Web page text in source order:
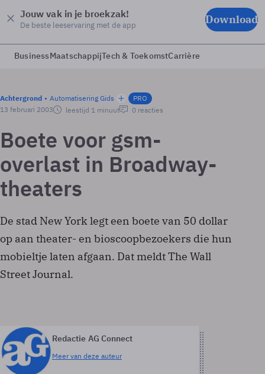
Jouw vak in je broekzak!
De beste leeservaring met de app Download
BusinessMaatschappijTech & ToekomstCarrière
Achtergrond Automatisering Gids
PRO
13 februari 2003
leestijd 1 minuut 0 reacties
Boete voor gsm-
overlast in Broadway-
theaters
De stad New York legt een boete van 50 dollar
op aan theater- en bioscoopbezoekers die hun
mobieltje laten afgaan. Dat meldt The Wall
Street Journal.
Redactie AG Connect
Meer van deze auteur